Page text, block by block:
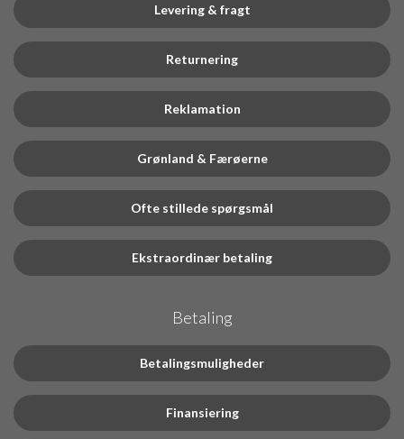
Levering & fragt
Returnering
Reklamation
Grønland & Færøerne
Ofte stillede spørgsmål
Ekstraordinær betaling
Betaling
Betalingsmuligheder
Finansiering